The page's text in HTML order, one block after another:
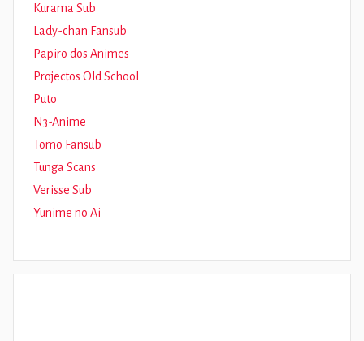
Kurama Sub
Lady-chan Fansub
Papiro dos Animes
Projectos Old School
Puto
N3-Anime
Tomo Fansub
Tunga Scans
Verisse Sub
Yunime no Ai